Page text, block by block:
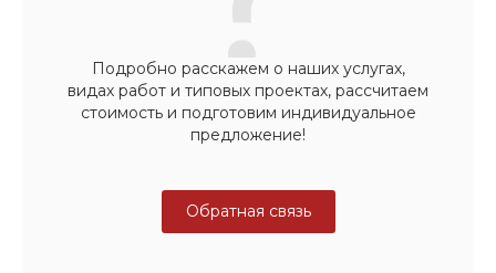
Подробно расскажем о наших услугах,
видах работ и типовых проектах, рассчитаем
стоимость и подготовим индивидуальное
предложение!
Обратная связь